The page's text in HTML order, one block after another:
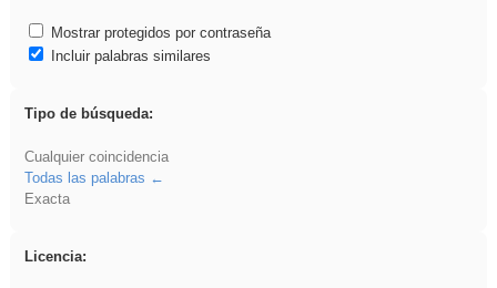
Mostrar protegidos por contraseña
Incluir palabras similares
Tipo de búsqueda:
Cualquier coincidencia
Todas las palabras
Exacta
Licencia: